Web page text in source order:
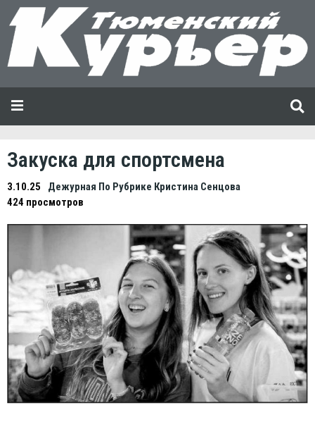
Закуска для спортсмена
3.10.25
Дежурная По Рубрике Кристина Сенцова
424 просмотров